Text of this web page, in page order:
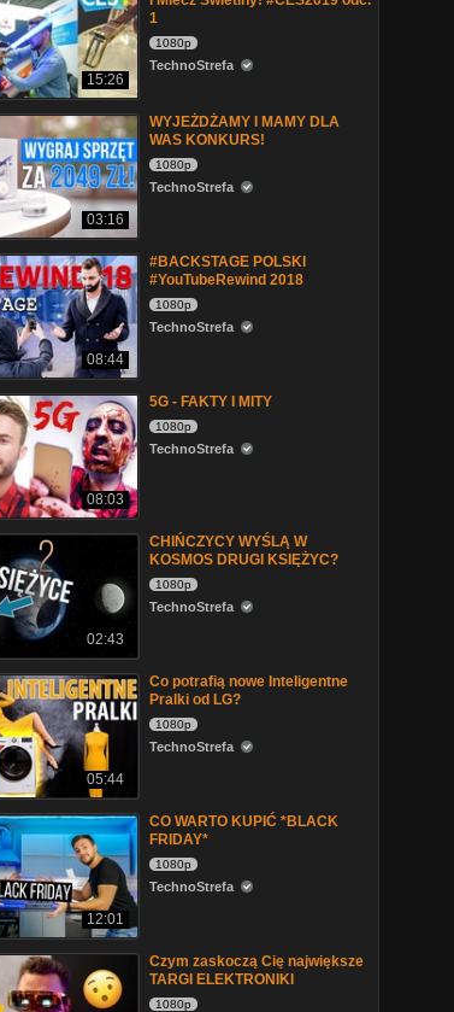
15:26
1
1080p
TechnoStrefa
03:16
WYJEŻDŻAMY I MAMY DLA
WAS KONKURS!
1080p
TechnoStrefa
08:44
#BACKSTAGE POLSKI
#YouTubeRewind 2018
1080p
TechnoStrefa
08:03
5G - FAKTY I MITY
1080p
TechnoStrefa
02:43
CHIŃCZYCY WYŚLĄ W
KOSMOS DRUGI KSIĘŻYC?
1080p
TechnoStrefa
05:44
Co potrafią nowe Inteligentne
Pralki od LG?
1080p
TechnoStrefa
12:01
CO WARTO KUPIĆ *BLACK
FRIDAY*
1080p
TechnoStrefa
Czym zaskoczą Cię największe
TARGI ELEKTRONIKI
1080p